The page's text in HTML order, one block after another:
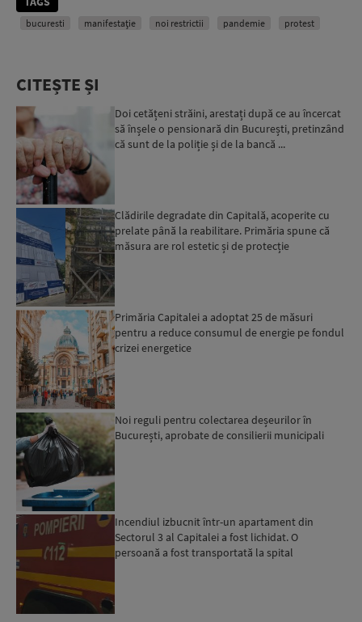
bucuresti manifestație noi restrictii pandemie protest
CITEȘTE ȘI
Doi cetățeni străini, arestați după ce au încercat
să înșele o pensionară din București, pretinzând
că sunt de la poliție și de la bancă ...
Clădirile degradate din Capitală, acoperite cu
prelate până la reabilitare. Primăria spune că
măsura are rol estetic și de protecție
Primăria Capitalei a adoptat 25 de măsuri
pentru a reduce consumul de energie pe fondul
crizei energetice
Noi reguli pentru colectarea deșeurilor în
București, aprobate de consilierii municipali
Incendiul izbucnit într-un apartament din
Sectorul 3 al Capitalei a fost lichidat. O
persoană a fost transportată la spital